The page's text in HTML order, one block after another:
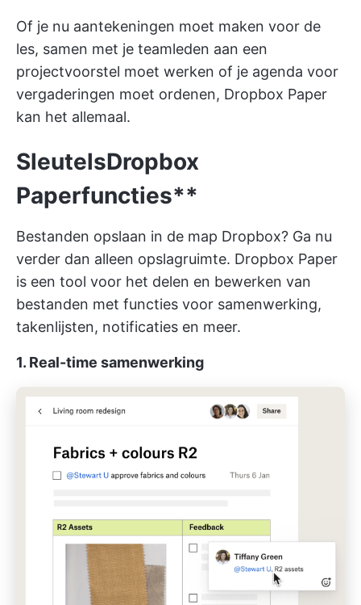
Of je nu aantekeningen moet maken voor de
les, samen met je teamleden aan een
projectvoorstel moet werken of je agenda voor
vergaderingen moet ordenen, Dropbox Paper
kan het allemaal.
SleutelsDropbox
Paperfuncties**
Bestanden opslaan in de map Dropbox? Ga nu
verder dan alleen opslagruimte. Dropbox Paper
is een tool voor het delen en bewerken van
bestanden met functies voor samenwerking,
takenlijsten, notificaties en meer.
1. Real-time samenwerking